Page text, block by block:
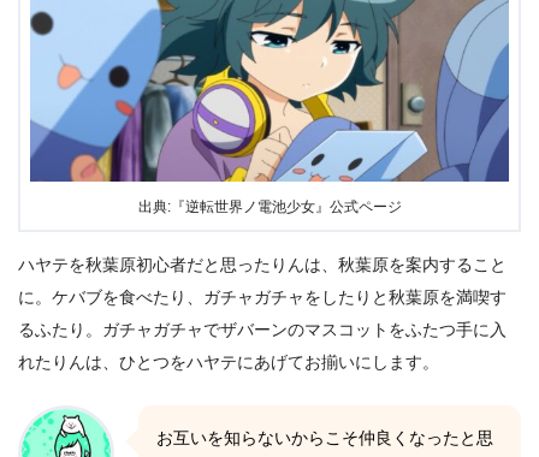
出典:『逆転世界ノ電池少女』公式ページ
ハヤテを秋葉原初心者だと思ったりんは、秋葉原を案内すること
に。ケバブを食べたり、ガチャガチャをしたりと秋葉原を満喫す
るふたり。ガチャガチャでザバーンのマスコットをふたつ手に入
れたりんは、ひとつをハヤテにあげてお揃いにします。
お互いを知らないからこそ仲良くなったと思